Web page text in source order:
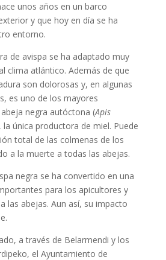
unos años en un barco
y que hoy en día se ha
entorno.
de avispa se ha adaptado muy
clima atlántico. Además de que
son dolorosas y, en algunas
es uno de los mayores
negra autóctona (Apis
la única productora de miel. Puede
total de las colmenas de los
a la muerte a todas las abejas.
negra se ha convertido en una
para los apicultores y
las abejas. Aun así, su impacto
a través de Belarmendi y los
el Ayuntamiento de